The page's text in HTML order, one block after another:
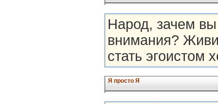
Народ, зачем
внимания?
стать эгоистом
Я просто Я